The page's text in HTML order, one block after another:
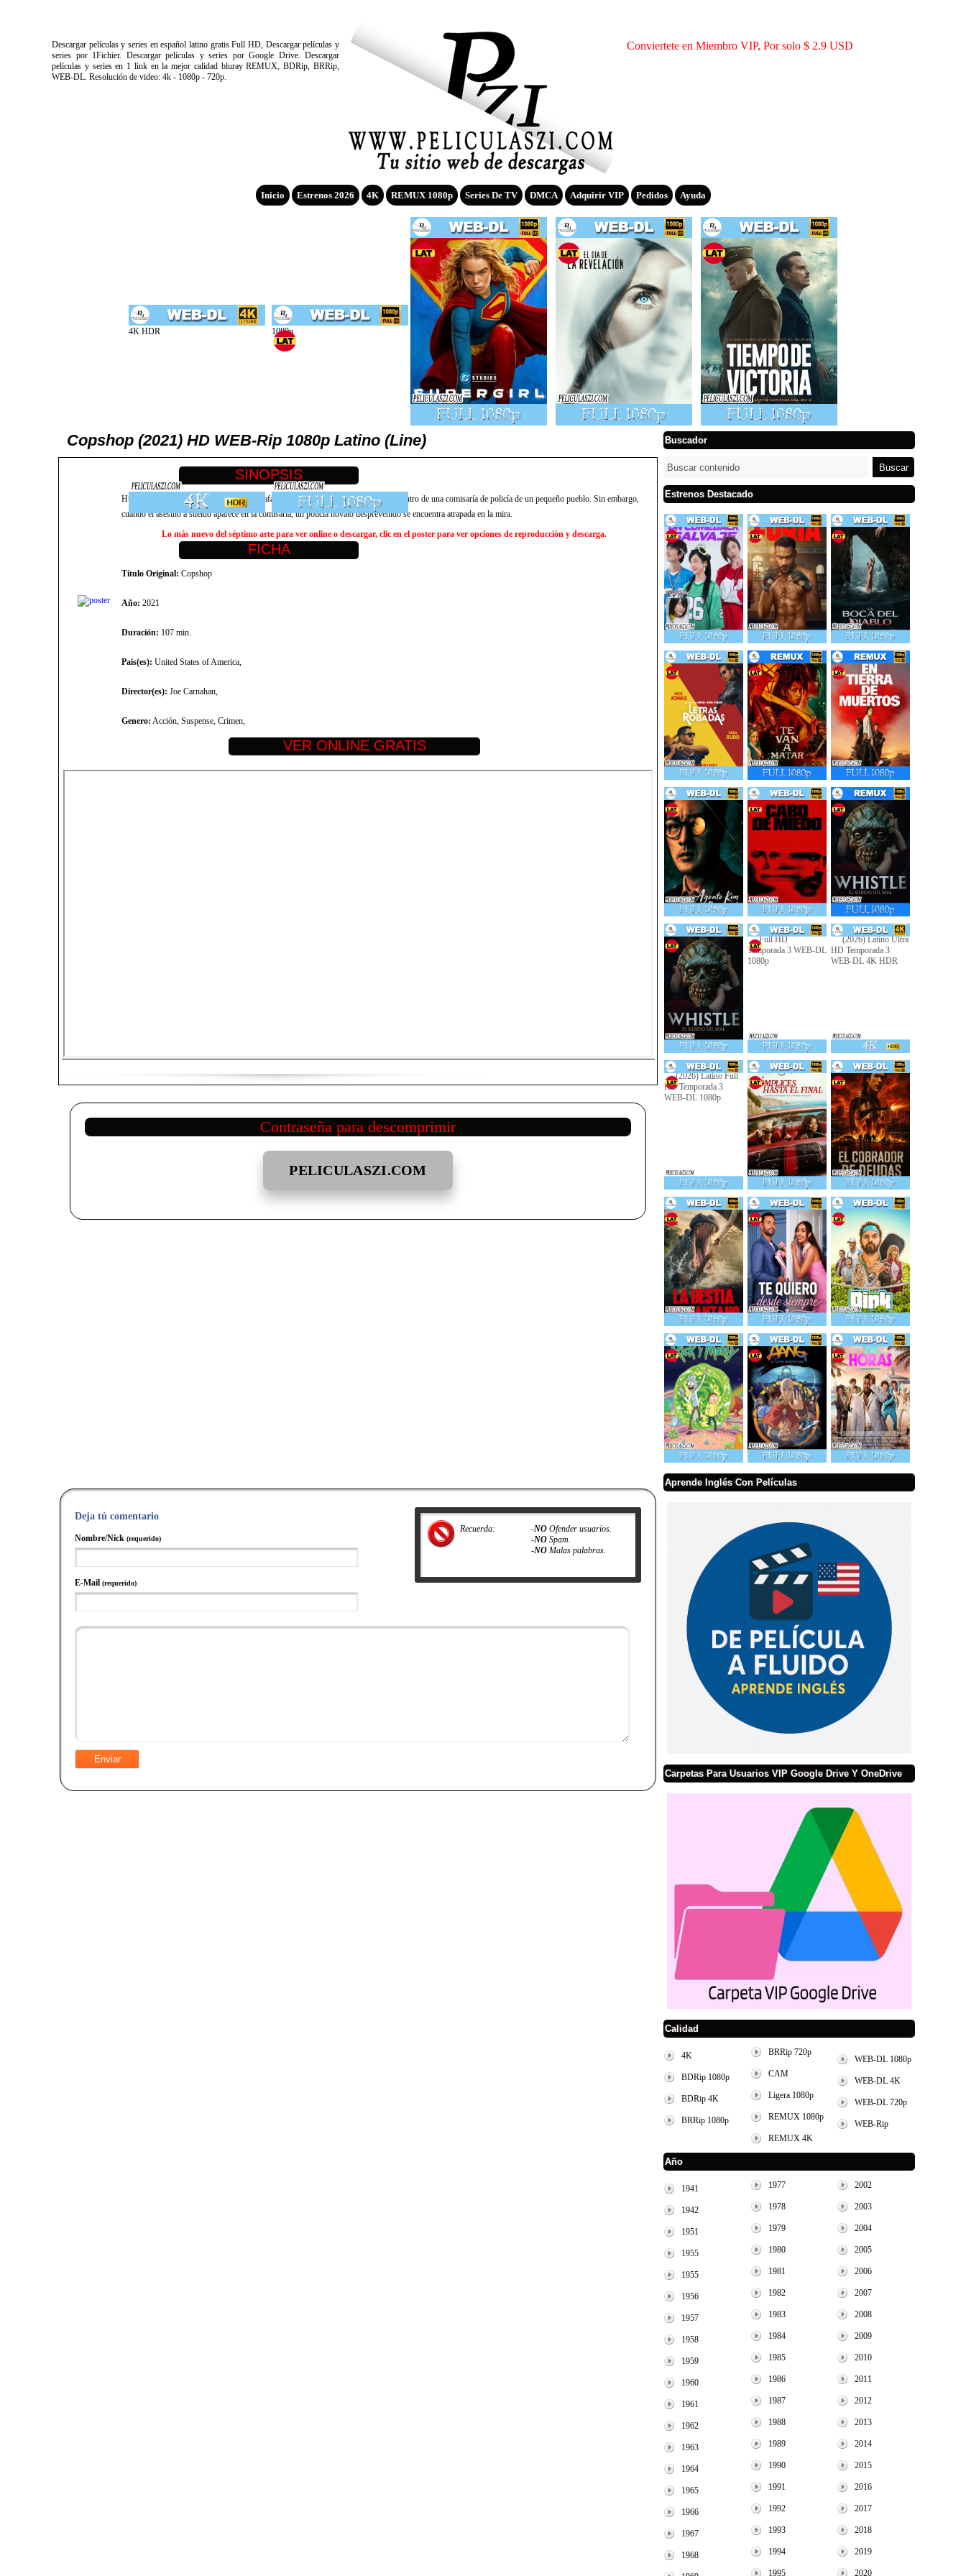
Descargar películas y series en español latino gratis Full HD, Descargar películas y
series por 1Fichier. Descargar películas y series por Google Drive. Descargar
películas y series en 1 link en la mejor calidad bluray REMUX, BDRip, BRRip,
WEB-DL. Resolución de video: 4k - 1080p - 720p.
Conviertete en Miembro VIP, Por solo $ 2.9 USD
Inicio Estrenos 2026 4K REMUX 1080p Series De TV DMCA Adquirir VIP Pedidos Ayuda
Copshop (2021) HD WEB-Rip 1080p Latino (Line)
Huyendo de un asesino letal, un astuto estafador inventa un plan para esconderse dentro de una comisaría de policía de un pequeño pueblo. Sin embargo,
cuando el asesino a sueldo aparece en la comisaría, un policía novato desprevenido se encuentra atrapada en la mira.
Lo más nuevo del séptimo arte para ver online o descargar, clic en el poster para ver opciones de reproducción y descarga.
Título Original: Copshop
Año: 2021
Duración: 107 min.
Pais(es): United States of America,
Director(es): Joe Carnahan,
Genero: Acción, Suspense, Crimen,
Contraseña para descomprimir
PELICULASZI.COM
Recuerda: -NOOfender usuarios.
-NOSpam.
-NOMalas palabras.
Deja tú comentario
Nombre/Nick (requerido)
E-Mail (requerido)
Buscador
Estrenos Destacado
Aprende Inglés Con Películas
Carpetas Para Usuarios VIP Google Drive Y OneDrive
Calidad
4K
BDRip 1080p
BDRip 4K
BRRip 1080p
BRRip 720p
CAM
Ligera 1080p
REMUX 1080p
REMUX 4K
WEB-DL 1080p
WEB-DL 4K
WEB-DL 720p
WEB-Rip
Año
1941
1942
1951
1955
1955
1956
1957
1958
1959
1960
1961
1962
1963
1964
1965
1966
1967
1968
1977
1978
1979
1980
1981
1982
1983
1984
1985
1986
1987
1988
1989
1990
1991
1992
1993
1994
1995
2002
2003
2004
2005
2006
2007
2008
2009
2010
2011
2012
2013
2014
2015
2016
2017
2018
2019
2020